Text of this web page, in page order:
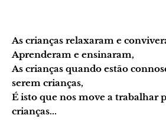
As crianças relaxaram e
Aprenderam e ensinaram,
As crianças quando estão
serem crianças,
É isto que nos move a trabalhar
crianças...